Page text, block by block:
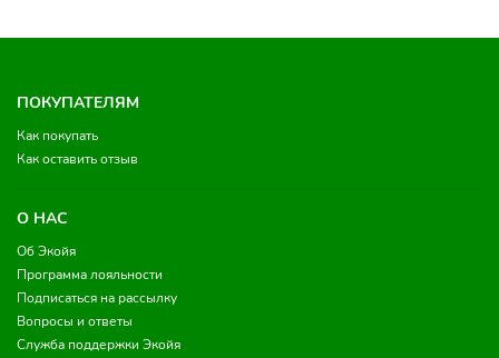
ПОКУПАТЕЛЯМ
Как покупать
Как оставить отзыв
О НАС
Об Экойя
Программа лояльности
Подписаться на рассылку
Вопросы и ответы
Служба поддержки Экойя